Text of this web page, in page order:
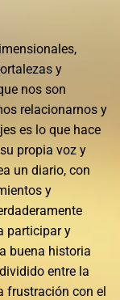
y
nos son
relacionarnos y
es lo que hace
propia voz y
un diario, con
y
participar y
buena historia
entre la
frustración con el